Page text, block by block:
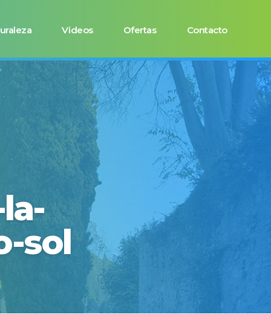
Videos Ofertas Contacto
sol